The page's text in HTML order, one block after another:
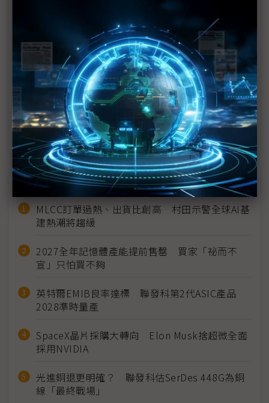
對抗中國崛起及疫情 OLED成南韓唯一利器
疫情全球化衝擊記憶體產業 三大面向分析
疫情衝擊 三星擬將部分手機生產從南韓轉移到越南
三星東南亞最大研發中心在越南正式動工
疫情引發排韓情緒 韓企布局恐受阻
近７天熱門報導
MLCC訂單過熱、出貨比創高 村田示警全球AI基
建熱潮將趨緩
2027全年記憶體產能提前售罄 買家「祕而不
宣」只怕買不夠
英特爾EMIB良率達標 聯發科第2代ASIC產品
2028準時量產
SpaceX晶片採購大轉向 Elon Musk捨超微全面
採用NVIDIA
光進銅退更明確？ 聯發科估SerDes 448G為銅
線「最終戰場」